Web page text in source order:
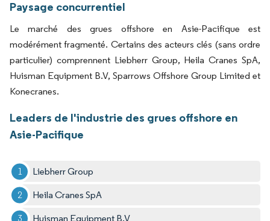
Paysage concurrentiel
Le marché des grues offshore en Asie-Pacifique est
modérément fragmenté. Certains des acteurs clés (sans ordre
particulier) comprennent Liebherr Group, Heila Cranes SpA,
Huisman Equipment B.V, Sparrows Offshore Group Limited et
Konecranes.
Leaders de l'industrie des grues offshore en
Asie-Pacifique
Liebherr Group
Heila Cranes SpA
Huisman Equipment B.V